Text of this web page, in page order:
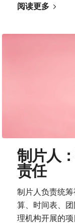
阅读更多
制片人
责任
制片人负责统
算、时间表、
理机构开展的